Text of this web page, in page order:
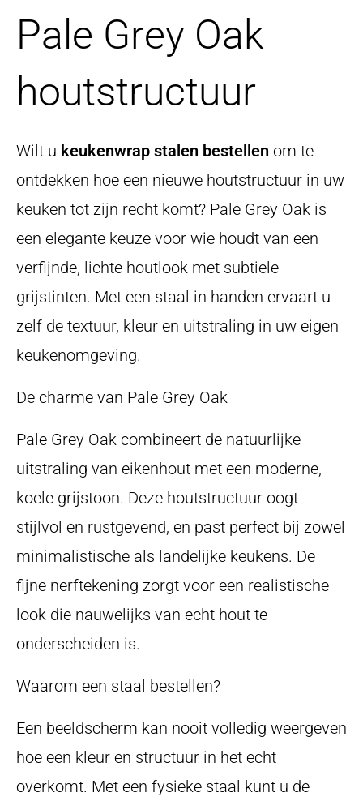
Pale Grey Oak
houtstructuur
Wilt u keukenwrap stalen bestellen om te
ontdekken hoe een nieuwe houtstructuur in uw
keuken tot zijn recht komt? Pale Grey Oak is
een elegante keuze voor wie houdt van een
verfijnde, lichte houtlook met subtiele
grijstinten. Met een staal in handen ervaart u
zelf de textuur, kleur en uitstraling in uw eigen
keukenomgeving.
De charme van Pale Grey Oak
Pale Grey Oak combineert de natuurlijke
uitstraling van eikenhout met een moderne,
koele grijstoon. Deze houtstructuur oogt
stijlvol en rustgevend, en past perfect bij zowel
minimalistische als landelijke keukens. De
fijne nerftekening zorgt voor een realistische
look die nauwelijks van echt hout te
onderscheiden is.
Waarom een staal bestellen?
Een beeldscherm kan nooit volledig weergeven
hoe een kleur en structuur in het echt
overkomt. Met een fysieke staal kunt u de